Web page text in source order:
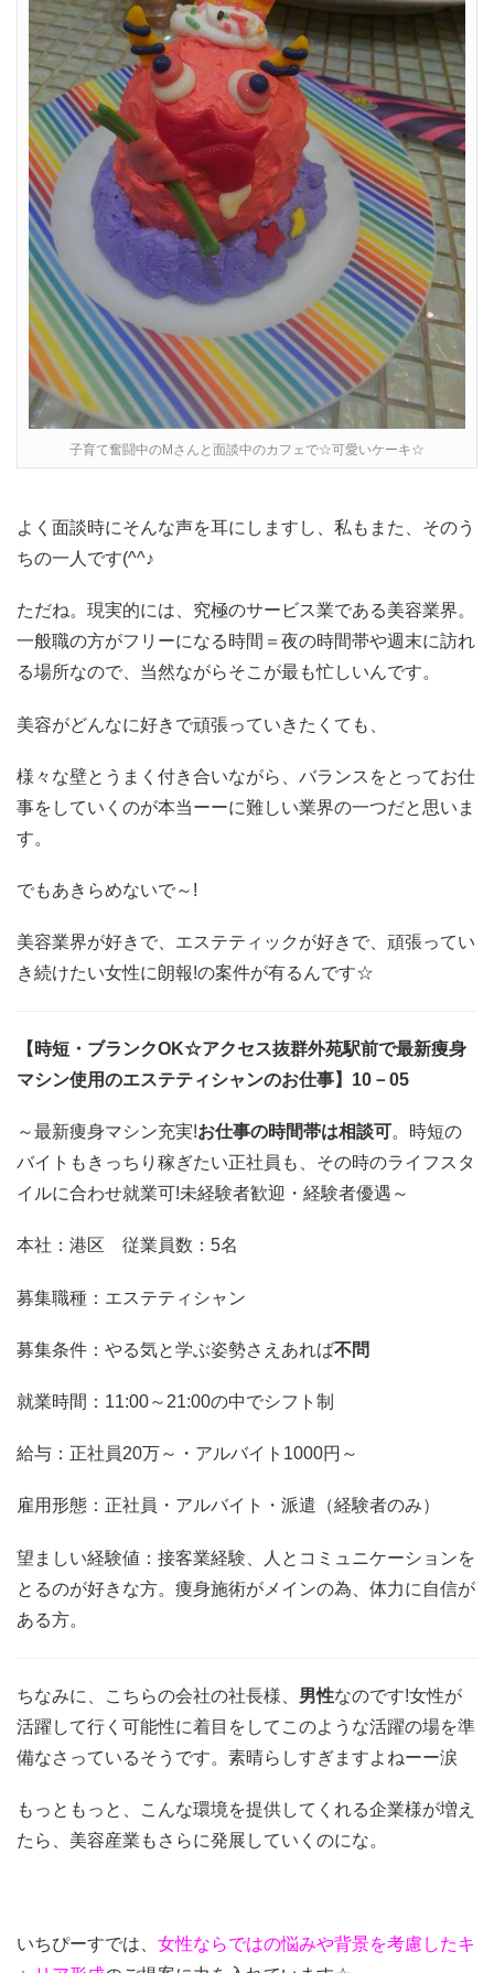
子育て奮闘中のMさんと面談中のカフェで☆可愛いケーキ☆
よく面談時にそんな声を耳にしますし、私もまた、そのう
ちの一人です(^^♪
ただね。現実的には、究極のサービス業である美容業界。
一般職の方がフリーになる時間＝夜の時間帯や週末に訪れ
る場所なので、当然ながらそこが最も忙しいんです。
美容がどんなに好きで頑張っていきたくても、
様々な壁とうまく付き合いながら、バランスをとってお仕
事をしていくのが本当ーーに難しい業界の一つだと思いま
す。
でもあきらめないで～!
美容業界が好きで、エステティックが好きで、頑張ってい
き続けたい女性に朗報!の案件が有るんです☆
【時短・ブランクOK☆アクセス抜群外苑駅前で最新痩身
マシン使用のエステティシャンのお仕事】10－05
～最新痩身マシン充実!お仕事の時間帯は相談可。時短の
バイトもきっちり稼ぎたい正社員も、その時のライフスタ
イルに合わせ就業可!未経験者歓迎・経験者優遇～
本社：港区 従業員数：5名
募集職種：エステティシャン
募集条件：やる気と学ぶ姿勢さえあれば不問
就業時間：11:00～21:00の中でシフト制
給与：正社員20万～・アルバイト1000円～
雇用形態：正社員・アルバイト・派遣（経験者のみ）
望ましい経験値：接客業経験、人とコミュニケーションを
とるのが好きな方。痩身施術がメインの為、体力に自信が
ある方。
ちなみに、こちらの会社の社長様、 男性なのです!女性が
活躍して行く可能性に着目をしてこのような活躍の場を準
備なさっているそうです。素晴らしすぎますよねーー涙
もっともっと、こんな環境を提供してくれる企業様が増え
たら、美容産業もさらに発展していくのにな。
いちぴーすでは、 女性ならではの悩みや背景を考慮したキ